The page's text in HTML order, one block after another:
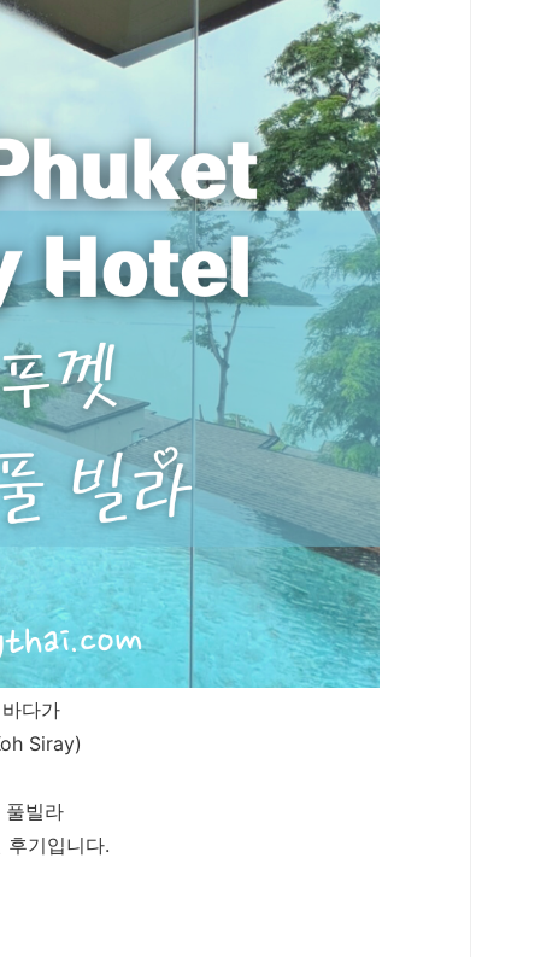
다가
Siray)
빌라
후기입니다.